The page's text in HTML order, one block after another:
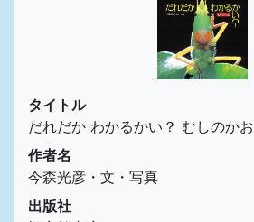
タイトル
だれだか わかるかい？ むしのかお
作者名
今森光彦・文・写真
出版社